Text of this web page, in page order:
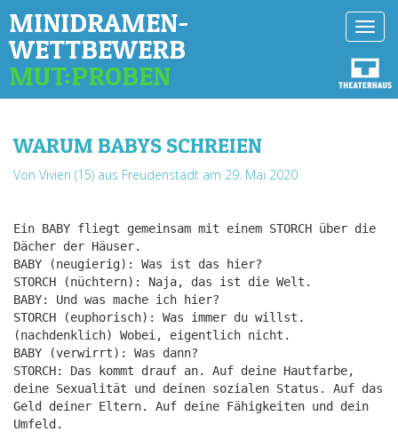
MINIDRAMEN-
WETTBEWERB
MUT:PROBEN
WARUM BABYS SCHREIEN
Von Vivien (15) aus Freudenstadt am 29. Mai 2020
Ein BABY fliegt gemeinsam mit einem STORCH über die
Dächer der Häuser.
BABY (neugierig): Was ist das hier?
STORCH (nüchtern): Naja, das ist die Welt.
BABY: Und was mache ich hier?
STORCH (euphorisch): Was immer du willst.
(nachdenklich) Wobei, eigentlich nicht.
BABY (verwirrt): Was dann?
STORCH: Das kommt drauf an. Auf deine Hautfarbe,
deine Sexualität und deinen sozialen Status. Auf das
Geld deiner Eltern. Auf deine Fähigkeiten und dein
Umfeld.